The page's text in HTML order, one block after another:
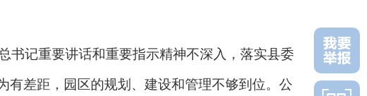
书记重要讲话和重要指示精神不深入，落实县委
有差距，园区的规划、建设和管理不够到位。公